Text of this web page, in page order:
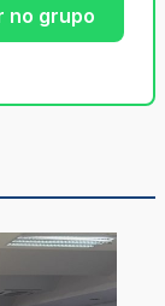
no grupo